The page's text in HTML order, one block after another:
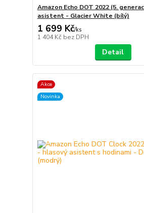
Amazon Echo DOT 2022 (5.
asistent - Glacier White (bílý)
1 699 Kč/ks
1 404 Kč bez DPH
Detail
Akce
Novinka